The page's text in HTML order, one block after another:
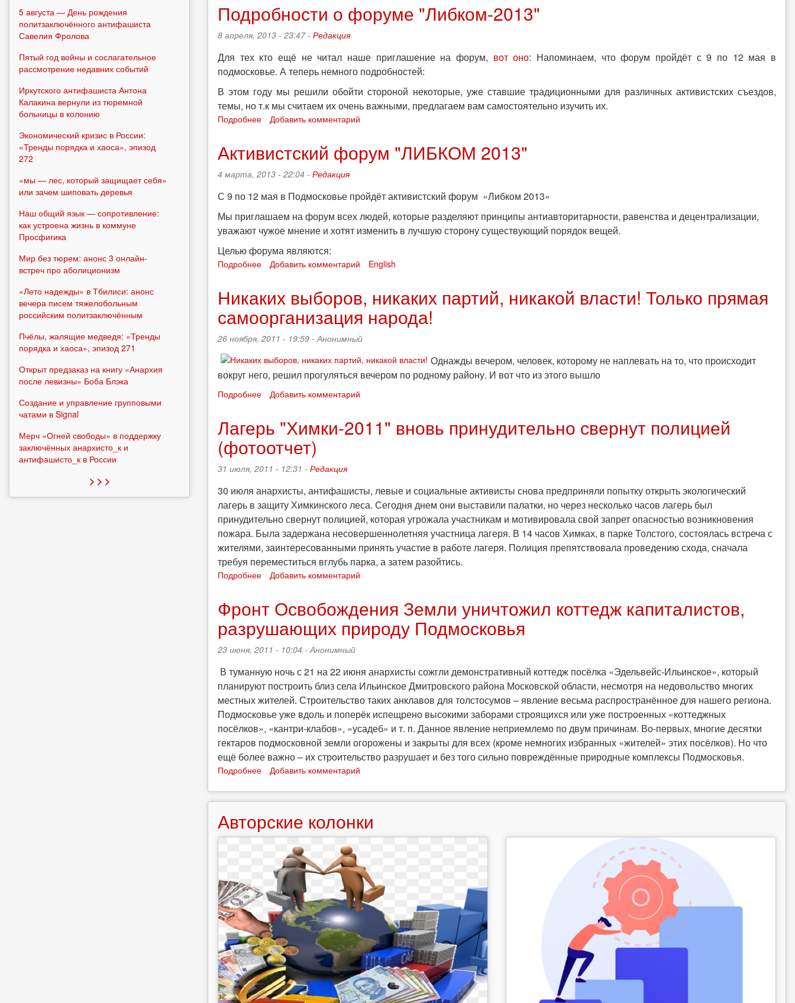
по
мая
Подмосковье
пройдёт
форум
«Либком
2014»
Подробности о форуме "Либком-2013"
8 апреля, 2013 - 23:47 - Редакция
Для тех кто ещё не читал наше приглашение на форум, вот оно: Напоминаем, что форум пройдёт с 9 по 12 мая в
подмосковье. А теперь немного подробностей:
В этом году мы решили обойти стороной некоторые, уже ставшие традиционными для различных активистских съездов,
темы, но т.к мы считаем их очень важными, предлагаем вам самостоятельно изучить их.
Подробнее
форуме
Добавить комментарий
Активистский форум "ЛИБКОМ 2013"
4 марта, 2013 - 22:04 - Редакция
С 9 по 12 мая в Подмосковье пройдёт активистский форум «Либком 2013»
Мы приглашаем на форум всех людей, которые разделяют принципы антиавторитарности, равенства и децентрализации,
уважают чужое мнение и хотят изменить в лучшую сторону существующий порядок вещей.
Целью форума являются:
Подробнее
"ЛИБКОМ
Добавить комментарий English
Никаких выборов, никаких партий, никакой власти! Только прямая
самоорганизация народа!
26 ноября, 2011 - 19:59 -Анонимный
Однажды вечером, человек, которому не наплевать на то, что происходит
вокруг него, решил прогуляться вечером по родному району. И вот что из этого вышло
Подробнее
никаких
никакой
власти!
прямая
самоорганизация
народа!
Добавить комментарий
Лагерь "Химки-2011" вновь принудительно свернут полицией
(фотоотчет)
31 июля, 2011 - 12:31 - Редакция
30 июля анархисты, антифашисты, левые и социальные активисты снова предприняли попытку открыть экологический
лагерь в защиту Химкинского леса. Сегодня днем они выставили палатки, но через несколько часов лагерь был
принудительно свернут полицией, которая угрожала участникам и мотивировала свой запрет опасностью возникновения
пожара. Была задержана несовершеннолетняя участница лагеря. В 14 часов Химках, в парке Толстого, состоялась встреча с
жителями, заинтересованными принять участие в работе лагеря. Полиция препятствовала проведению схода, сначала
требуя переместиться вглубь парка, а затем разойтись.
Подробнее
вновь
свернут
полицией
Добавить комментарий
Фронт Освобождения Земли уничтожил коттедж капиталистов,
разрушающих природу Подмосковья
23 июня, 2011 - 10:04 -Анонимный
В туманную ночь с 21 на 22 июня анархисты сожгли демонстративный коттедж посёлка «Эдельвейс-Ильинское», который
планируют построить близ села Ильинское Дмитровского района Московской области, несмотря на недовольство многих
местных жителей. Строительство таких анклавов для толстосумов – явление весьма распространённое для нашего региона.
Подмосковье уже вдоль и поперёк испещрено высокими заборами строящихся или уже построенных «коттеджных
посёлков», «кантри-клабов», «усадеб» и т. п. Данное явление неприемлемо по двум причинам. Во-первых, многие десятки
гектаров подмосковной земли огорожены и закрыты для всех (кроме немногих избранных «жителей» этих посёлков). Но что
ещё более важно – их строительство разрушает и без того сильно повреждённые природные комплексы Подмосковья.
Подробнее
Освобождения
Земли
уничтожил
коттедж
капиталистов,
разрушающих
природу
Подмосковья
Добавить комментарий
Авторские колонки
5 августа — День рождения
политзаключённого антифашиста
Савелия Фролова
Пятый год войны и сослагательное
рассмотрение недавних событий
Иркутского антифашиста Антона
Калакина вернули из тюремной
больницы в колонию
Экономический кризис в России:
«Тренды порядка и хаоса», эпизод
272
«мы — лес, который защищает себя»
или зачем шиповать деревья
Наш общий язык — сопротивление:
как устроена жизнь в коммуне
Просфигика
Мир без тюрем: анонс 3 онлайн-
встреч про аболиционизм
«Лето надежды» в Тбилиси: анонс
вечера писем тяжелобольным
российским политзаключённым
Пчёлы, жалящие медведя: «Тренды
порядка и хаоса», эпизод 271
Открыт предзаказ на книгу «Анархия
после левизны» Боба Блэка
Создание и управление групповыми
чатами в Signal
Мерч «Огней свободы» в поддержку
заключённых анархисто_к и
антифашисто_к в России
> > >